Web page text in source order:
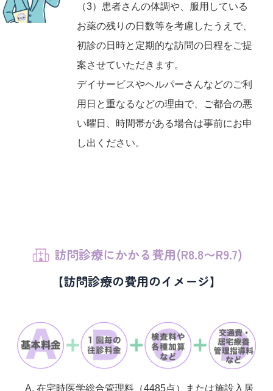
（3）患者さんの体調や、服用している
お薬の残りの日数等を考慮したうえで、
初診の日時と定期的な訪問の日程をご提
案させていただきます。
デイサービスやヘルパーさんなどのご利
用日と重なるなどの理由で、ご都合の悪
い曜日、時間帯がある場合は事前にお申
し出ください。
訪問診療にかかる費用(R8.8〜R9.7)
【訪問診療の費用のイメージ】
在宅時医学総合管理料（4485点）または施設入居